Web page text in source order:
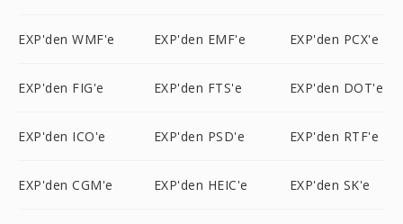
EXP'den WMF'e EXP'den EMF'e EXP'den PCX'e
EXP'den FIG'e EXP'den FTS'e EXP'den DOT'e
EXP'den ICO'e EXP'den PSD'e EXP'den RTF'e
EXP'den CGM'e EXP'den HEIC'e EXP'den SK'e